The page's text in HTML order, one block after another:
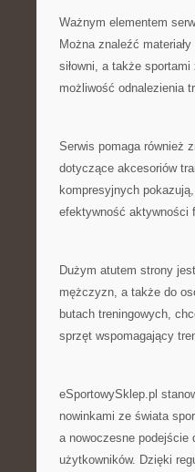
Ważnym elementem
Można znaleźć
siłowni, a także
możliwość odnalezienia
Serwis pomaga również
dotyczące akcesoriów
kompresyjnych
efektywność aktywności
Dużym atutem strony
mężczyzn, a także do
butach treningowych,
sprzęt wspomagający
eSportowySklep.pl
nowinkami ze świata
a nowoczesne podejście
użytkowników. Dzięki